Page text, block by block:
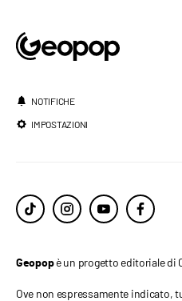
NOTIFICHE
IMPOSTAZIONI
Geopopè un progetto editoriale di
Ove non espressamente